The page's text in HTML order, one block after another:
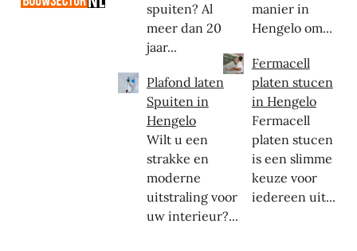
spuiten? Al
meer dan 20
jaar...
Plafond laten
Spuiten in
Hengelo
Wilt u een
strakke en
moderne
uitstraling voor
uw interieur?...
manier in
Hengelo om...
Fermacell
platen stucen
in Hengelo
Fermacell
platen stucen
is een slimme
keuze voor
iedereen uit...